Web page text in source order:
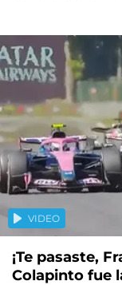
VIDEO
¡Te pasaste,
Colapinto fue